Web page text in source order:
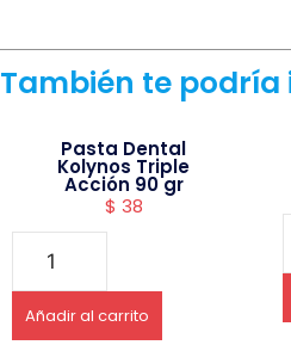
También te podría
Pasta Dental
Kolynos Triple
Acción 90 gr
$ 38
Añadir al carrito